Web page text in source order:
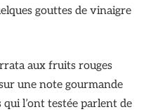
gouttes de vinaigre
aux fruits rouges
une note gourmande
l’ont testée parlent de